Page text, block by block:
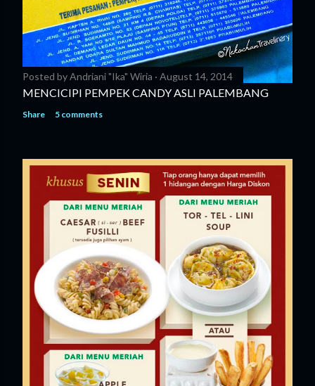
Posted byAndriani "Ika" Wiria August 14, 2014
MENCICIPI PEMPEK CANDY ASLI PALEMBANG
Share 5 comments